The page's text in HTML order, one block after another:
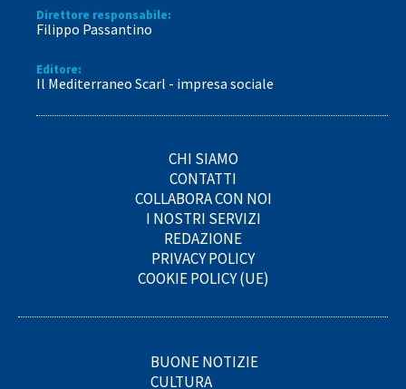
Direttore responsabile:
Filippo Passantino
Editore:
Il Mediterraneo Scarl - impresa sociale
CHI SIAMO
CONTATTI
COLLABORA CON NOI
I NOSTRI SERVIZI
REDAZIONE
PRIVACY POLICY
COOKIE POLICY (UE)
BUONE NOTIZIE
CULTURA